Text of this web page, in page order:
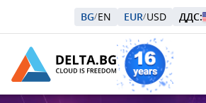
BG/EN EUR/USD ДДС: